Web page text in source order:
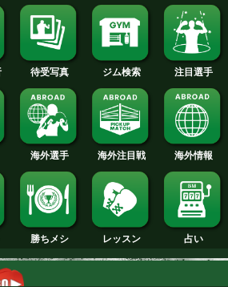
2013年
2012年
2011年
2010年